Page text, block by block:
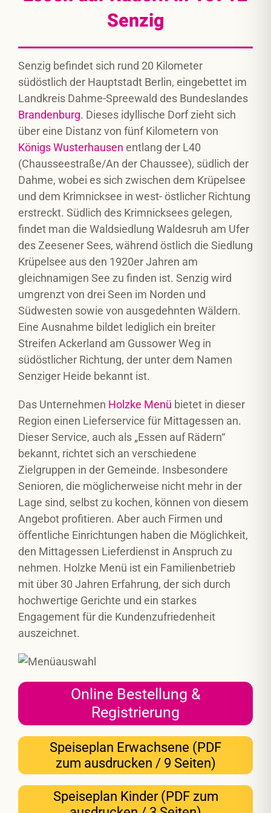
Senzig
Senzig befindet sich rund 20 Kilometer
südöstlich der Hauptstadt Berlin, eingebettet im
Landkreis Dahme-Spreewald des Bundeslandes
Brandenburg. Dieses idyllische Dorf zieht sich
über eine Distanz von fünf Kilometern von
Königs Wusterhausen entlang der L40
(Chausseestraße/An der Chaussee), südlich der
Dahme, wobei es sich zwischen dem Krüpelsee
und dem Krimnicksee in west- östlicher Richtung
erstreckt. Südlich des Krimnicksees gelegen,
findet man die Waldsiedlung Waldesruh am Ufer
des Zeesener Sees, während östlich die Siedlung
Krüpelsee aus den 1920er Jahren am
gleichnamigen See zu finden ist. Senzig wird
umgrenzt von drei Seen im Norden und
Südwesten sowie von ausgedehnten Wäldern.
Eine Ausnahme bildet lediglich ein breiter
Streifen Ackerland am Gussower Weg in
südöstlicher Richtung, der unter dem Namen
Senziger Heide bekannt ist.
Das Unternehmen Holzke Menü bietet in dieser
Region einen Lieferservice für Mittagessen an.
Dieser Service, auch als „Essen auf Rädern“
bekannt, richtet sich an verschiedene
Zielgruppen in der Gemeinde. Insbesondere
Senioren, die möglicherweise nicht mehr in der
Lage sind, selbst zu kochen, können von diesem
Angebot profitieren. Aber auch Firmen und
öffentliche Einrichtungen haben die Möglichkeit,
den Mittagessen Lieferdienst in Anspruch zu
nehmen. Holzke Menü ist ein Familienbetrieb
mit über 30 Jahren Erfahrung, der sich durch
hochwertige Gerichte und ein starkes
Engagement für die Kundenzufriedenheit
auszeichnet.
Online Bestellung &
Registrierung
Speiseplan Erwachsene (PDF
zum ausdrucken / 9 Seiten)
Speiseplan Kinder (PDF zum